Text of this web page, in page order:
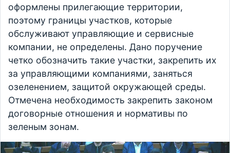
оформлены прилегающие территории,
поэтому границы участков, которые
обслуживают управляющие и сервисные
компании, не определены. Дано поручение
четко обозначить такие участки, закрепить их
за управляющими компаниями, заняться
озеленением, защитой окружающей среды.
Отмечена необходимость закрепить законом
договорные отношения и нормативы по
зеленым зонам.